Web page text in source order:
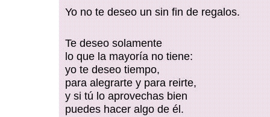
Yo no te deseo un sin fin de regalos.
Te deseo solamente
lo que la mayoría no tiene:
yo te deseo tiempo,
para alegrarte y para reirte,
y si tú lo aprovechas bien
puedes hacer algo de él.